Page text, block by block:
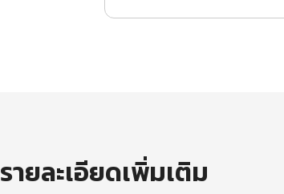
รายละเอียดเพิ่มเติม